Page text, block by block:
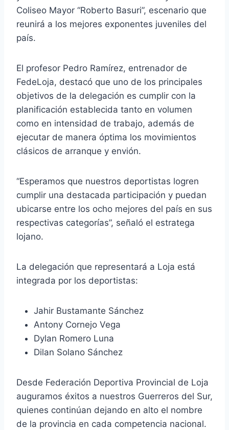
Coliseo Mayor “Roberto Basuri”, escenario que
reunirá a los mejores exponentes juveniles del
país.
El profesor Pedro Ramírez, entrenador de
FedeLoja, destacó que uno de los principales
objetivos de la delegación es cumplir con la
planificación establecida tanto en volumen
como en intensidad de trabajo, además de
ejecutar de manera óptima los movimientos
clásicos de arranque y envión.
“Esperamos que nuestros deportistas logren
cumplir una destacada participación y puedan
ubicarse entre los ocho mejores del país en sus
respectivas categorías”, señaló el estratega
lojano.
La delegación que representará a Loja está
integrada por los deportistas:
Jahir Bustamante Sánchez
Antony Cornejo Vega
Dylan Romero Luna
Dilan Solano Sánchez
Desde Federación Deportiva Provincial de Loja
auguramos éxitos a nuestros Guerreros del Sur,
quienes continúan dejando en alto el nombre
de la provincia en cada competencia nacional.